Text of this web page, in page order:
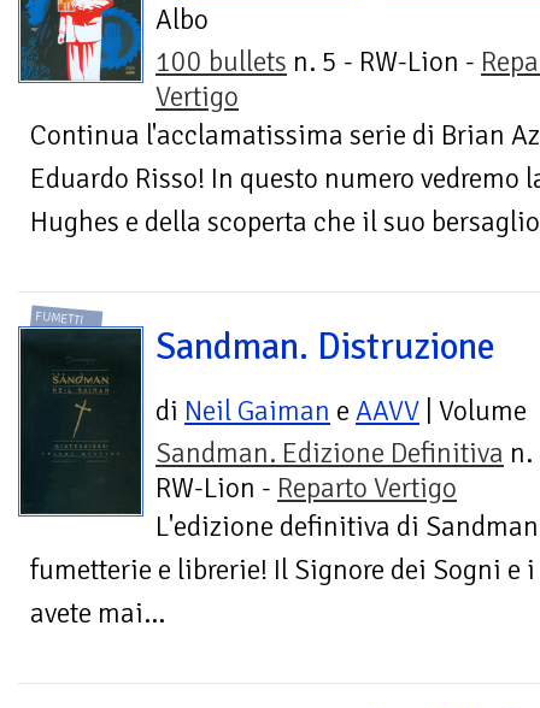
Albo
100 bullets n. 5 - RW-Lion -
Vertigo
Continua l'acclamatissima serie di Brian
Eduardo Risso! In questo numero vedremo
Hughes e della scoperta che il suo
FUMETTI
Sandman. Distruzione
di Neil Gaiman e AAVV | Volume
Sandman. Edizione Definitiva n.
RW-Lion - Reparto Vertigo
L'edizione definitiva di
fumetterie e librerie! Il Signore dei Sogni e
avete mai...